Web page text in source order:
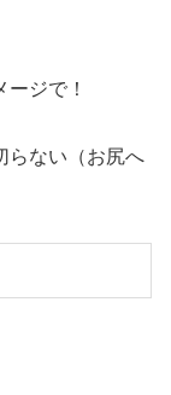
ジで！
らない（お尻へ